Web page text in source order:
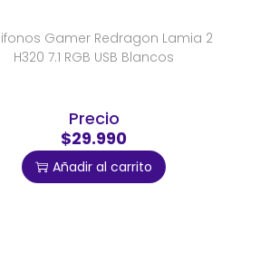
Gamer Redragon Lamia 2
H320 7.1 RGB USB Blancos
Precio
$29.990
Añadir al carrito